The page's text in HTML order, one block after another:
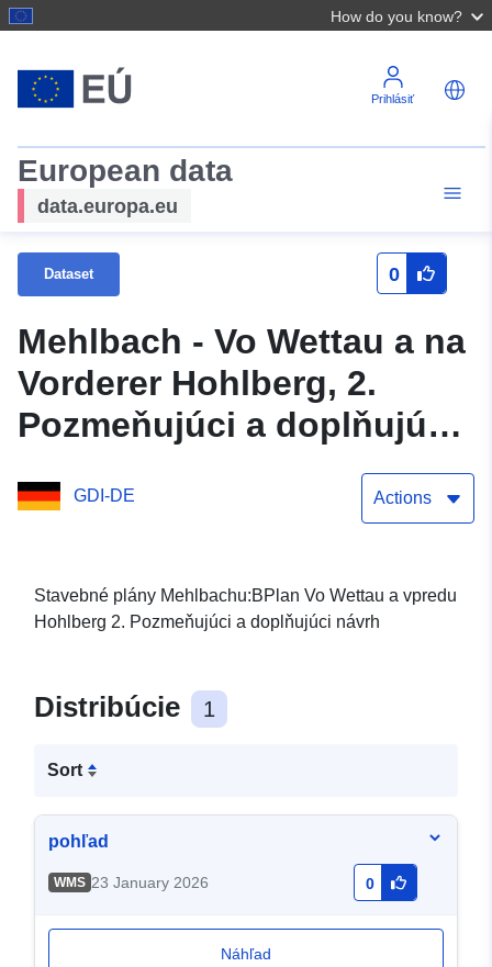
How do you know?
Prihlásiť
European data
data.europa.eu
Dataset 0
Mehlbach - Vo Wettau a na
Vorderer Hohlberg, 2.
Pozmeňujúci a doplňujúci
GDI-DE Actions
Stavebné plány Mehlbachu:BPlan Vo Wettau a vpredu
Hohlberg 2. Pozmeňujúci a doplňujúci návrh
Distribúcie 1
Sort
pohľad
WMS 23 January 2026 0
Náhľad